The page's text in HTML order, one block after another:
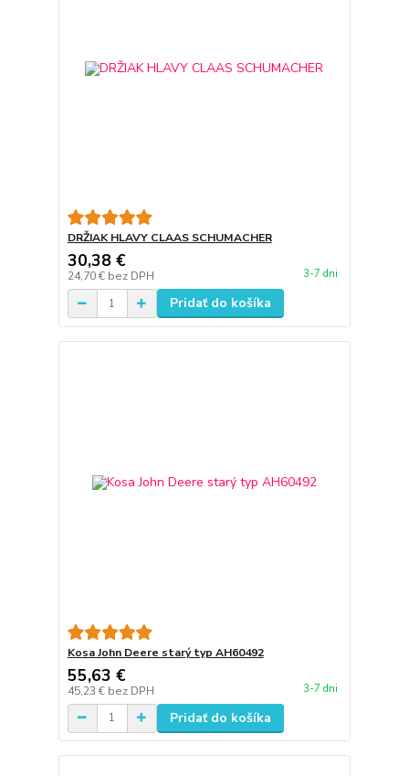
DRŽIAK HLAVY CLAAS SCHUMACHER
30,38 €
24,70 € bez DPH 3-7 dni
Pridať do košíka
Kosa John Deere starý typ AH60492
55,63 €
45,23 € bez DPH 3-7 dni
Pridať do košíka